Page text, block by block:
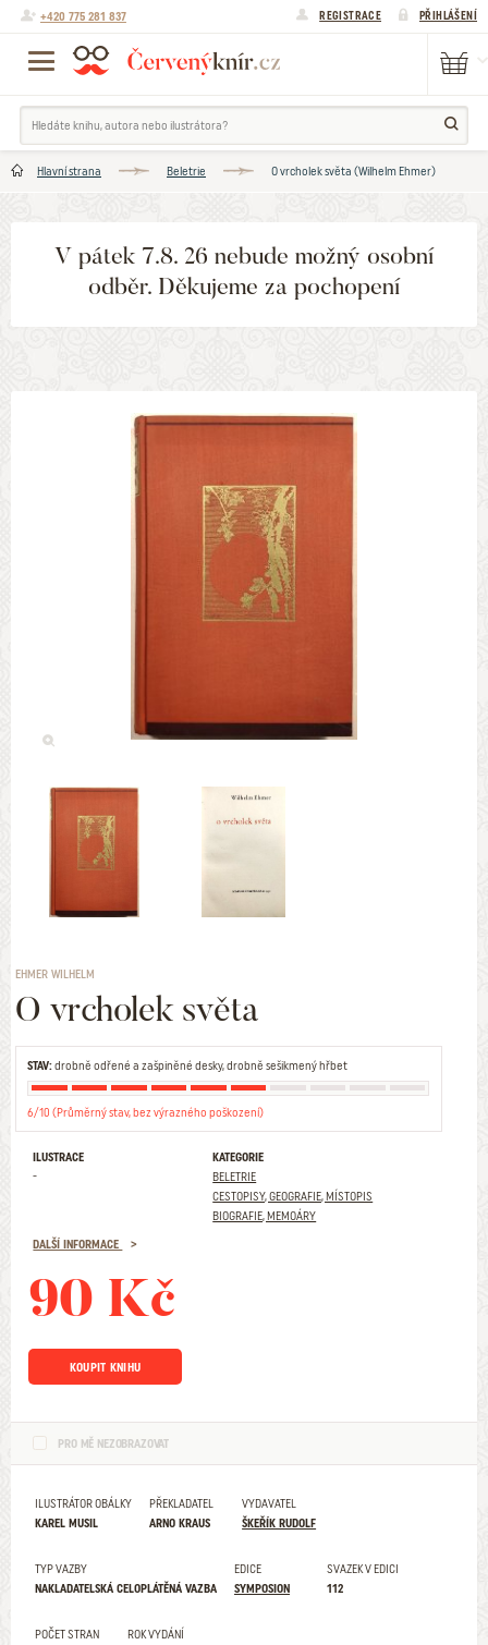
+420 775 281 837 REGISTRACE PŘIHLÁŠENÍ
Hlavní strana Beletrie O vrcholek světa (Wilhelm Ehmer)
V pátek 7.8. 26 nebude možný osobní
odběr. Děkujeme za pochopení
EHMER WILHELM
O vrcholek světa
STAV:drobně odřené a zašpiněné desky, drobně sešikmený hřbet
6/10 (Průměrný stav, bez výrazného poškození)
ILUSTRACE
-
KATEGORIE
BELETRIE
CESTOPISY, GEOGRAFIE, MÍSTOPIS
BIOGRAFIE, MEMOÁRY
DALŠÍ INFORMACE
90 Kč
KOUPIT KNIHU
PRO MĚ NEZOBRAZOVAT
ILUSTRÁTOR OBÁLKY
KAREL MUSIL
PŘEKLADATEL
ARNO KRAUS
VYDAVATEL
ŠKEŘÍK RUDOLF
TYP VAZBY
NAKLADATELSKÁ CELOPLÁTĚNÁ VAZBA
EDICE
SYMPOSION
SVAZEK V EDICI
112
POČET STRAN
ROK VYDÁNÍ